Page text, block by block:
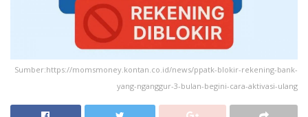
Sumber:https://momsmoney.kontan.co.id/news/ppatk-blokir-rekening-bank-
yang-nganggur-3-bulan-begini-cara-aktivasi-ulang